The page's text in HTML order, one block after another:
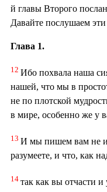
й главы Второго
Давайте послушаем эти
Глава 1.
12 Ибо похвала наша
нашей, что мы в
не по плотской
в мире, особенно же у
13 И мы пишем вам не
разумеете, и что, как
14 так как вы отчасти